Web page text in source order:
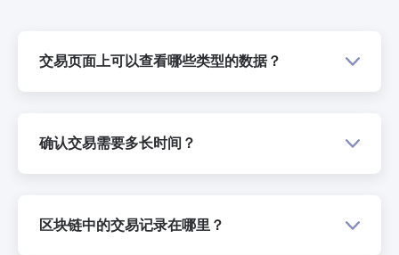
交易页面上可以查看哪些类型的数据？
确认交易需要多长时间？
区块链中的交易记录在哪里？